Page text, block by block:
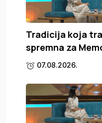
Tradicija koja
spremna za
07.08.2026.